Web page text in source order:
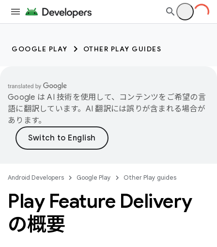
GOOGLE PLAY OTHER PLAY GUIDES
Google は AI 技術を使用して、コンテンツをご希望の言
語に翻訳しています。AI 翻訳には誤りが含まれる場合が
あります。
Android Developers Google Play Other Play guides
Play Feature Delivery
の概要